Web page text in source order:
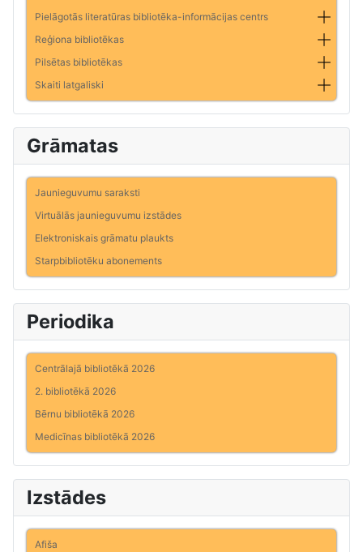
Pielāgotās literatūras bibliotēka-informācijas centrs
Reģiona bibliotēkas
Pilsētas bibliotēkas
Skaiti latgaliski
Grāmatas
Jaunieguvumu saraksti
Virtuālās jaunieguvumu izstādes
Elektroniskais grāmatu plaukts
Starpbibliotēku abonements
Periodika
Centrālajā bibliotēkā 2026
2. bibliotēkā 2026
Bērnu bibliotēkā 2026
Medicīnas bibliotēkā 2026
Izstādes
Afiša